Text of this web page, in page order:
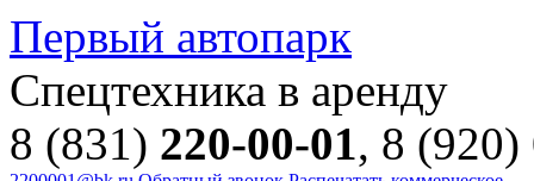
Первый автопарк
Спецтехника в аренду
8 (831) 220-00-01, 8 (920)